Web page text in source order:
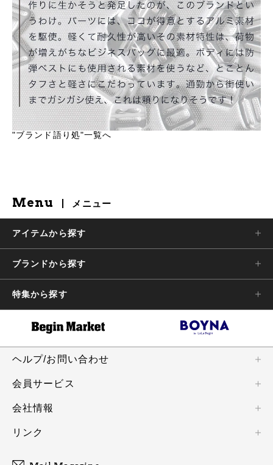
"ブランド語り処"一覧へ
Menu メニュー
アイテムから探す
ブランドから探す
特集から探す
ヘルプ/お問い合わせ
会員サービス
会社情報
リンク